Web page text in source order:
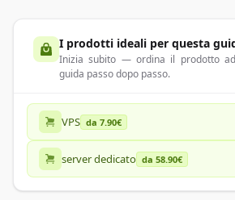
I prodotti ideali per questa
Inizia subito — ordina il prodotto
guida passo dopo passo.
VPS da 7.90€
server dedicato da 58.90€